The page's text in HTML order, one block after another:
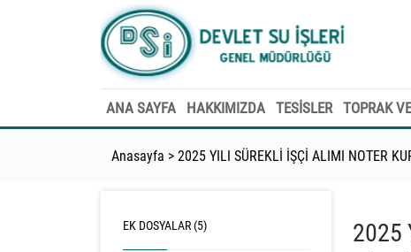
ANA SAYFA HAKKIMIZDA TESİSLER TOPRAK
Anasayfa > 2025 YILI SÜREKLİ İŞÇİ ALIMI NOTER
2025
EK DOSYALAR (5)